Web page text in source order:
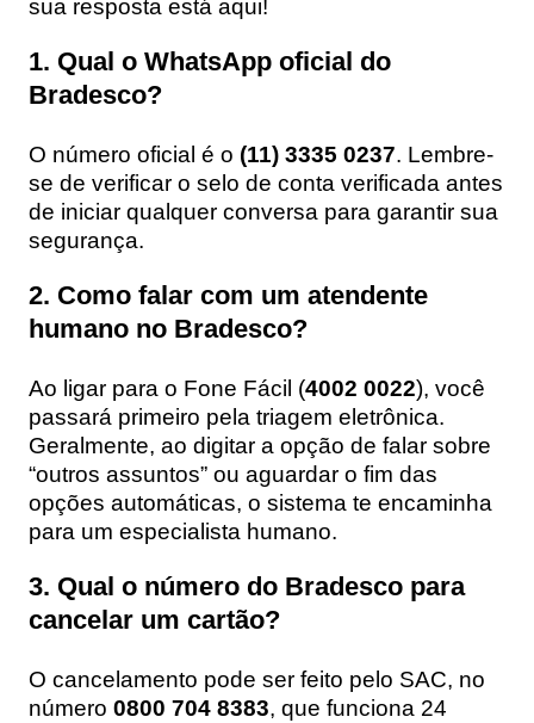
sua resposta está aqui!
1. Qual o WhatsApp oficial do
Bradesco?
O número oficial é o (11) 3335 0237. Lembre-
se de verificar o selo de conta verificada antes
de iniciar qualquer conversa para garantir sua
segurança.
2. Como falar com um atendente
humano no Bradesco?
Ao ligar para o Fone Fácil (4002 0022), você
passará primeiro pela triagem eletrônica.
Geralmente, ao digitar a opção de falar sobre
“outros assuntos” ou aguardar o fim das
opções automáticas, o sistema te encaminha
para um especialista humano.
3. Qual o número do Bradesco para
cancelar um cartão?
O cancelamento pode ser feito pelo SAC, no
número 0800 704 8383, que funciona 24